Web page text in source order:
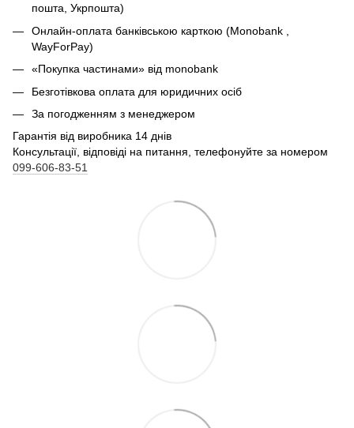
пошта, Укрпошта)
Онлайн-оплата банківською карткою (Monobank ,
WayForPay)
«Покупка частинами» від monobank
Безготівкова оплата для юридичних осіб
За погодженням з менеджером
Гарантія від виробника 14 днів
Консультації, відповіді на питання, телефонуйте за номером
099-606-83-51